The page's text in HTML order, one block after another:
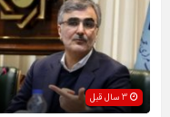
3 سال قبل